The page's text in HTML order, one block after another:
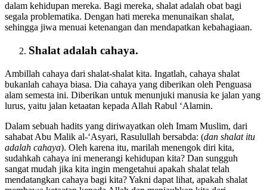
Demikianlah, generasi terdahulu dari umat ini memosisikan shalat
dalam kehidupan mereka. Bagi mereka, shalat adalah obat bagi
segala problematika. Dengan hati mereka menunaikan shalat,
Shalat adalah cahaya.
Ambillah cahaya dari shalat-shalat kita. Ingatlah, cahaya shalat
bukanlah cahaya biasa. Dia cahaya yang diberikan oleh Penguasa
alam semesta ini. Diberikan untuk menunjuki manusia ke jalan yang
Dalam sebuah hadits yang diriwayatkan oleh Imam Muslim, dari
sahabat Abu Malik al-‘Asyari, Rasulullah bersabda: (dan shalat itu
adalah cahaya). Oleh karena itu, marilah menengok diri kita,
sudahkah cahaya ini menerangi kehidupan kita? Dan sungguh
sangat mudah jika kita ingin mengetahui apakah shalat telah